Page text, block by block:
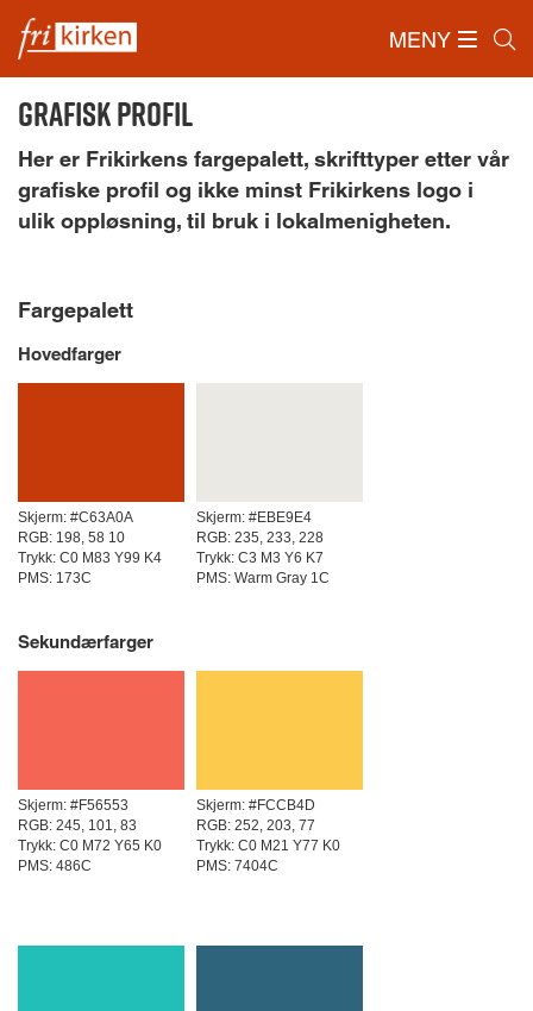
MENY
Forside/Hovedkontor
Grafisk profil
Her er Frikirkens fargepalett, skrifttyper etter vår
grafiske profil og ikke minst Frikirkens logo i
ulik oppløsning, til bruk i lokalmenigheten.
Fargepalett
Hovedfarger
Skjerm: #C63A0A
RGB: 198, 58 10
Trykk: C0 M83 Y99 K4
PMS: 173C
Skjerm: #EBE9E4
RGB: 235, 233, 228
Trykk: C3 M3 Y6 K7
PMS: Warm Gray 1C
Sekundærfarger
Skjerm: #F56553
RGB: 245, 101, 83
Trykk: C0 M72 Y65 K0
PMS: 486C
Skjerm: #FCCB4D
RGB: 252, 203, 77
Trykk: C0 M21 Y77 K0
PMS: 7404C